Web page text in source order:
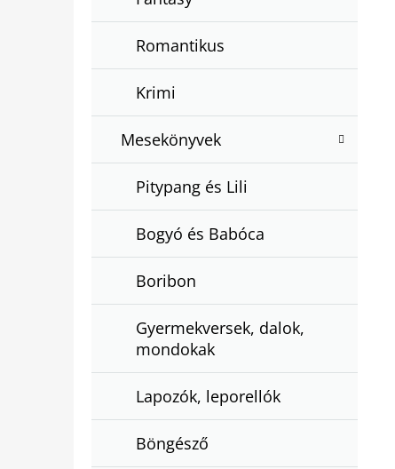
Romantikus
Krimi
Mesekönyvek
Pitypang és Lili
Bogyó és Babóca
Boribon
Gyermekversek, dalok,
mondokak
Lapozók, leporellók
Böngésző